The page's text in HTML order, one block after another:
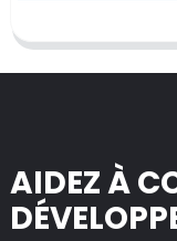
AIDEZ À